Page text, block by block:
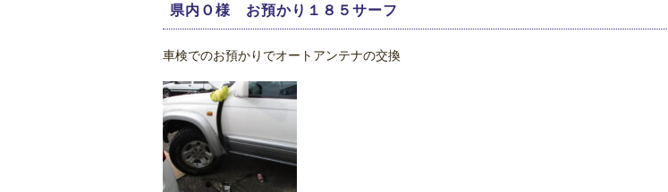
県内Ｏ様 お預かり１８５サーフ
車検でのお預かりでオートアンテナの交換